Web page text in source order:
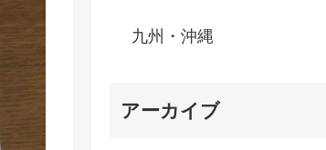
九州・沖縄
アーカイブ